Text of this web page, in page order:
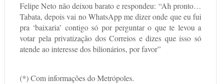
Felipe Neto não deixou barato e respondeu: “Ah pronto…
Tabata, depois vai no WhatsApp me dizer onde que eu fui
pra ‘baixaria’ contigo só por perguntar o que te levou a
votar pela privatização dos Correios e dizes que isso só
atende ao interesse dos bilionários, por favor”
(*) Com informações do Metrópoles.